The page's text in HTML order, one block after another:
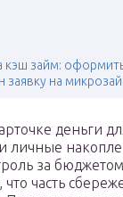
кэш займ:
заявку на
деньги
личные
за
что часть